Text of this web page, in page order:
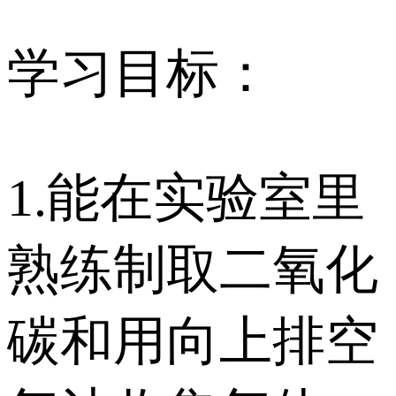
学习目标：
1.能在实验室里
熟练制取二氧化
碳和用向上排空